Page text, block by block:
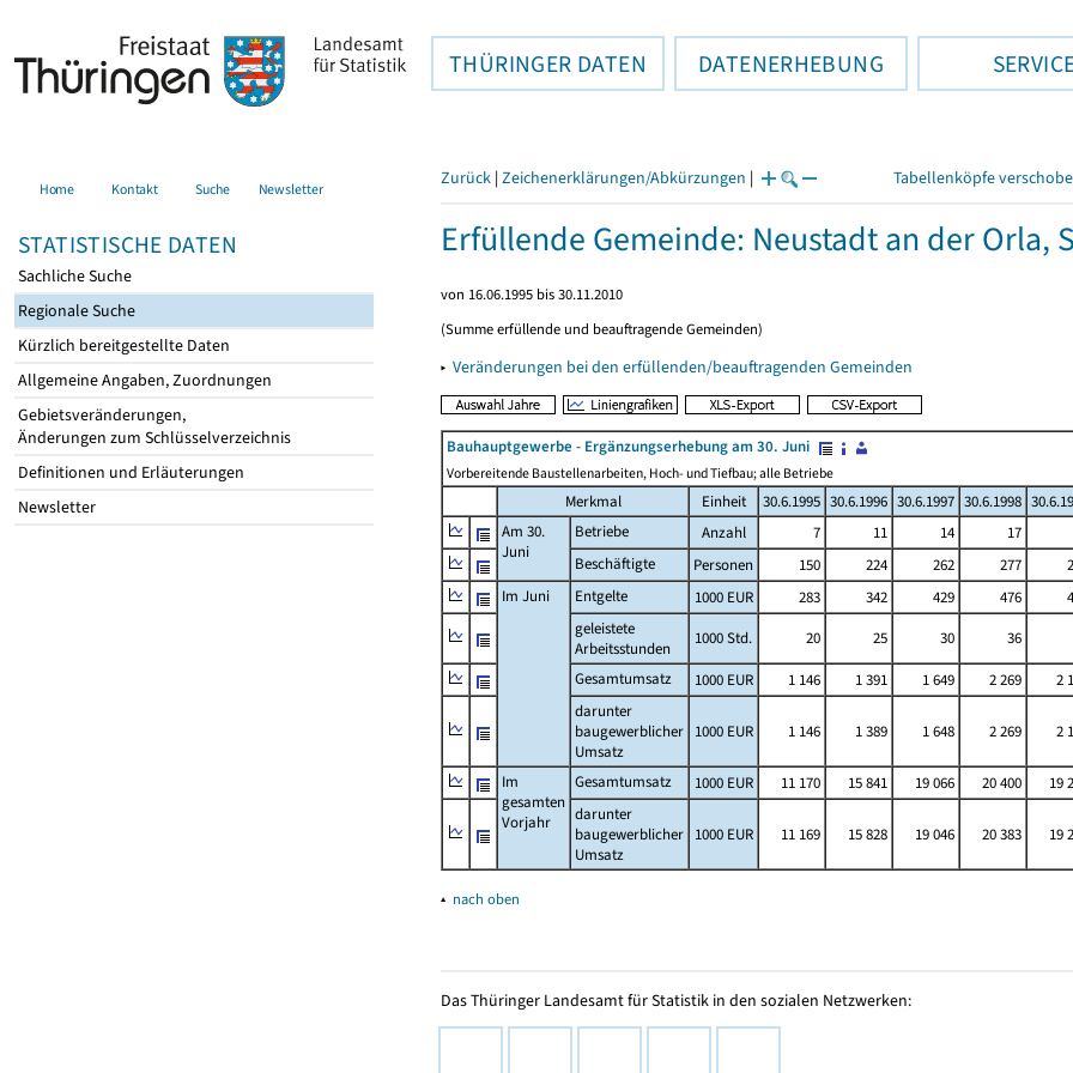
THÜRINGER DATEN DATENERHEBUNG
Home Kontakt Suche Newsletter
STATISTISCHE DATEN
Sachliche Suche
Regionale Suche
Kürzlich bereitgestellte Daten
Allgemeine Angaben, Zuordnungen
Gebietsveränderungen,
Änderungen zum Schlüsselverzeichnis
Definitionen und Erläuterungen
Newsletter
Zurück | Zeichenerklärungen/Abkürzungen | Tabellenköpfe
Erfüllende Gemeinde: Neustadt an der Orla,
von 16.06.1995 bis 30.11.2010
(Summe erfüllende und beauftragende Gemeinden)
▸ Veränderungen bei den erfüllenden/beauftragenden Gemeinden
Bauhauptgewerbe - Ergänzungserhebung am 30. Juni
Vorbereitende Baustellenarbeiten, Hoch- und Tiefbau; alle Betriebe
Merkmal Einheit 30.6.1995 30.6.1996 30.6.1997 30.6.1998
Am 30.
Juni
Betriebe Anzahl 7 11 14
17
Beschäftigte
Personen 150 224 262 277
Im Juni
Entgelte 1000 EUR 283 342 429 476
geleistete
Arbeitsstunden
1000 Std. 20 25 30
36
Gesamtumsatz
1000 EUR 1 146 1 391 1 649 2 269
2
darunter
baugewerblicher
Umsatz
1000 EUR 1 146 1 389 1 648 2 269 2
Im
gesamten
Vorjahr
Gesamtumsatz 1000 EUR 11 170 15 841 19 066 20 400
19
darunter
baugewerblicher
Umsatz
1000 EUR 11 169 15 828 19 046 20 383 19
▴ nach oben
Das Thüringer Landesamt für Statistik in den sozialen Netzwerken: